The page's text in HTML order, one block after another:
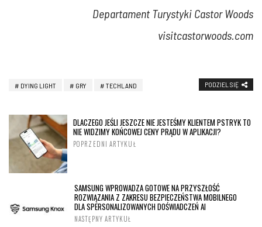
Departament Turystyki Castor Woods
visitcastorwoods.com
DYING LIGHT GRY TECHLAND PODZIEL SIĘ
DLACZEGO JEŚLI JESZCZE NIE JESTEŚMY KLIENTEM PSTRYK TO
NIE WIDZIMY KOŃCOWEJ CENY PRĄDU W APLIKACJI?
POPRZEDNI ARTYKUŁ
SAMSUNG WPROWADZA GOTOWE NA PRZYSZŁOŚĆ
ROZWIĄZANIA Z ZAKRESU BEZPIECZEŃSTWA MOBILNEGO
DLA SPERSONALIZOWANYCH DOŚWIADCZEŃ AI
NASTĘPNY ARTYKUŁ